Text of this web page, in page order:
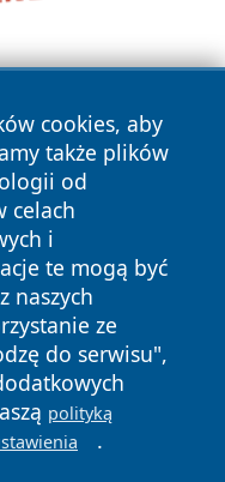
cookies, aby
także plików
od
celach
i
te mogą być
naszych
ze
do serwisu",
polityką
.
prawa
Polityka
Cookies